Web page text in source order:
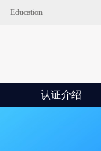
Education
认证介绍